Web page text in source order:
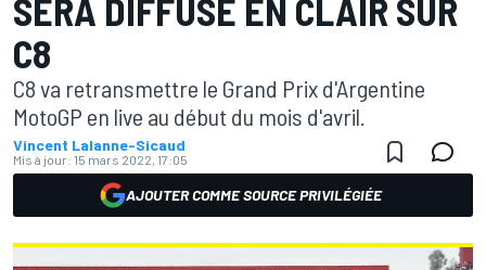
SERA DIFFUSÉ EN CLAIR SUR
C8
C8 va retransmettre le Grand Prix d'Argentine
MotoGP en live au début du mois d'avril.
Vincent Lalanne-Sicaud
Mis à jour: 15 mars 2022, 17:05
AJOUTER COMME SOURCE PRIVILÉGIÉE